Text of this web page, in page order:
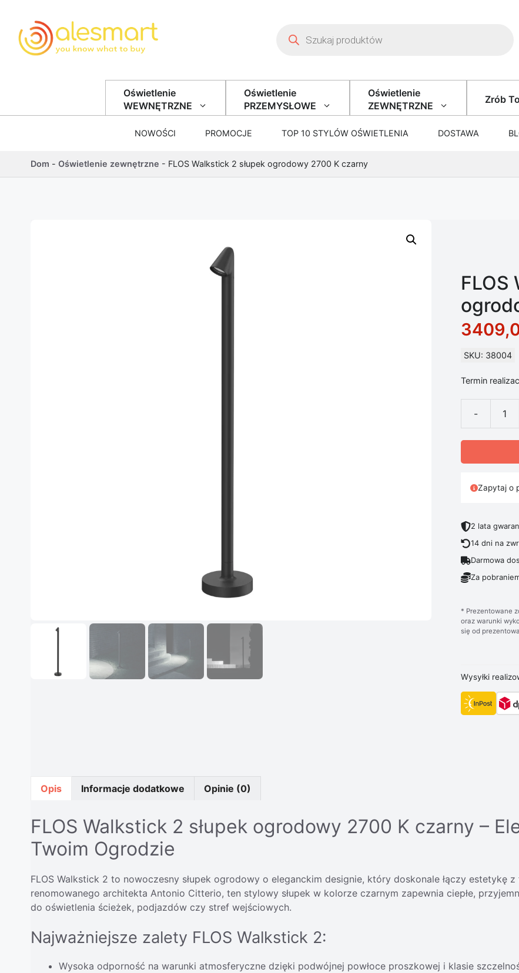
Oświetlenie
WEWNĘTRZNE
Oświetlenie
PRZEMYSŁOWE
Oświetlenie
ZEWNĘTRZNE
Zrób
NOWOŚCI PROMOCJE TOP 10 STYLÓW OŚWIETLENIA DOSTAWA
Dom - Oświetlenie zewnętrzne - FLOS Walkstick 2 słupek ogrodowy 2700 K czarny
FLOS
SKU: 38004
Termin
-
ilość FLOS
Zapytaj o
2 lata
14 dni na
Darmowa
Za
* Prezentowane
oraz warunki
się od
Wysyłki
Opis Informacje dodatkowe Opinie (0)
FLOS Walkstick 2 słupek ogrodowy 2700 K czarny –
Twoim Ogrodzie
FLOS Walkstick 2 to nowoczesny słupek ogrodowy o eleganckim designie, który doskonale łączy estetykę
renomowanego architekta Antonio Citterio, ten stylowy słupek w kolorze czarnym zapewnia ciepłe,
do oświetlenia ścieżek, podjazdów czy stref wejściowych.
Najważniejsze zalety FLOS Walkstick 2:
Wysoka odporność na warunki atmosferyczne dzięki podwójnej powłoce proszkowej i klasie